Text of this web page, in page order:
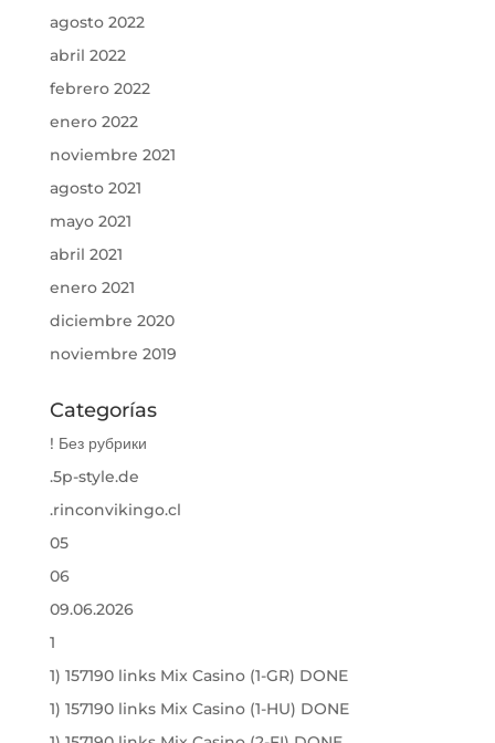
agosto 2022
abril 2022
febrero 2022
enero 2022
noviembre 2021
agosto 2021
mayo 2021
abril 2021
enero 2021
diciembre 2020
noviembre 2019
Categorías
! Без рубрики
.5p-style.de
.rinconvikingo.cl
05
06
09.06.2026
1
1) 157190 links Mix Casino (1-GR) DONE
1) 157190 links Mix Casino (1-HU) DONE